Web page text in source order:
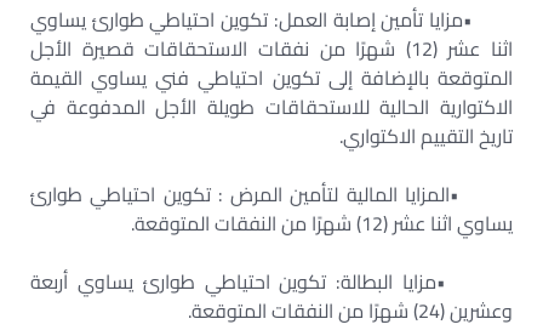
•مزايا تأمين إصابة العمل: تكوين احتياطي طوارئ يساوي
اثنا عشر (12) شهرًا من نفقات الاستحقاقات قصيرة الأجل
المتوقعة بالإضافة إلى تكوين احتياطي فني يساوي القيمة
الاكتوارية الحالية للاستحقاقات طويلة الأجل المدفوعة في
تاريخ التقييم الاكتواري.
•المزايا المالية لتأمين المرض : تكوين احتياطي طوارئ
يساوي اثنا عشر (12) شهرًا من النفقات المتوقعة
.
•مزايا البطالة: تكوين احتياطي طوارئ يساوي أربعة
وعشرين (24) شهرًا من النفقات المتوقعة
.